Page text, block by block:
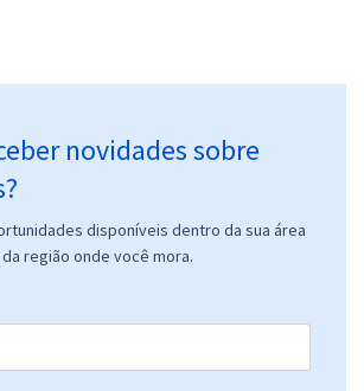
novidades sobre
disponíveis dentro da sua área
região onde você mora.